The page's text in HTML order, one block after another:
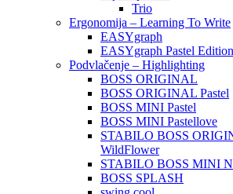
Trio
Ergonomija – Learning To Write
EASYgraph
EASYgraph Pastel Edition
Podvlačenje – Highlighting
BOSS ORIGINAL
BOSS ORIGINAL Pastel
BOSS MINI Pastel
BOSS MINI Pastellove
STABILO BOSS
WildFlower
STABILO BOSS MINI
BOSS SPLASH